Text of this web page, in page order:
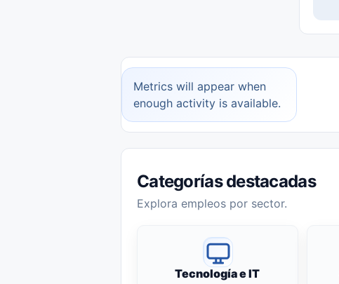
Metrics will appear when
enough activity is available.
Categorías destacadas
Explora empleos por sector.
Tecnología e IT